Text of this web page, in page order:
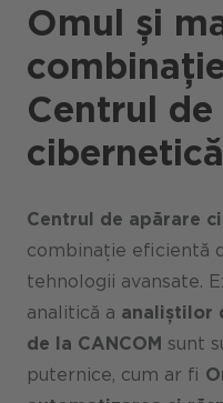
Omul și
Centrul de
cibernetică
Centrul de apărare
combinație eficientă
tehnologii avansate.
analitică a analiștilor
de la CANCOM sunt
puternice, cum ar fi